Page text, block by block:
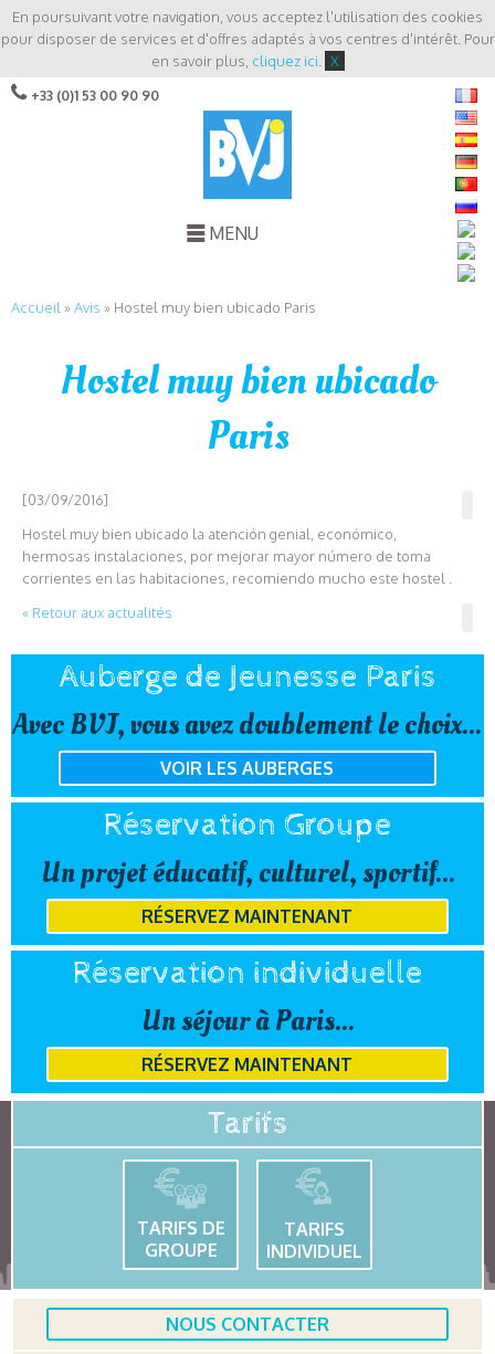
En poursuivant votre navigation, vous acceptez l'utilisation des cookies
pour disposer de services et d'offres adaptés à vos centres d'intérêt. Pour
en savoir plus, cliquez ici X
+33 (0)1 53 00 90 90
MENU
Accueil »Avis » Hostel muy bien ubicado Paris
Hostel muy bien ubicado
Paris
[03/09/2016]
Hostel muy bien ubicado la atención genial, económico,
hermosas instalaciones, por mejorar mayor número de toma
corrientes en las habitaciones, recomiendo mucho este hostel .
« Retour aux actualités
Auberge de Jeunesse Paris
Avec BVJ, vous avez doublement le choix...
VOIR LES AUBERGES
Réservation Groupe
Un projet éducatif, culturel, sportif...
RÉSERVEZ MAINTENANT
Réservation individuelle
Un séjour à Paris...
RÉSERVEZ MAINTENANT
Tarifs
TARIFS DE
GROUPE
TARIFS
INDIVIDUEL
NOUS CONTACTER